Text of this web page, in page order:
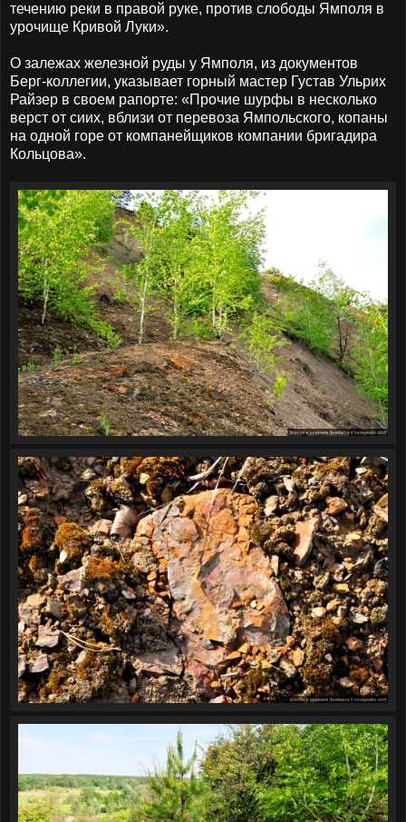
течению реки в правой руке, против слободы Ямполя в
урочище Кривой Луки».
О залежах железной руды у Ямполя, из документов
Берг-коллегии, указывает горный мастер Густав Ульрих
Райзер в своем рапорте: «Прочие шурфы в несколько
верст от сиих, вблизи от перевоза Ямпольского, копаны
на одной горе от компанейщиков компании бригадира
Кольцова».